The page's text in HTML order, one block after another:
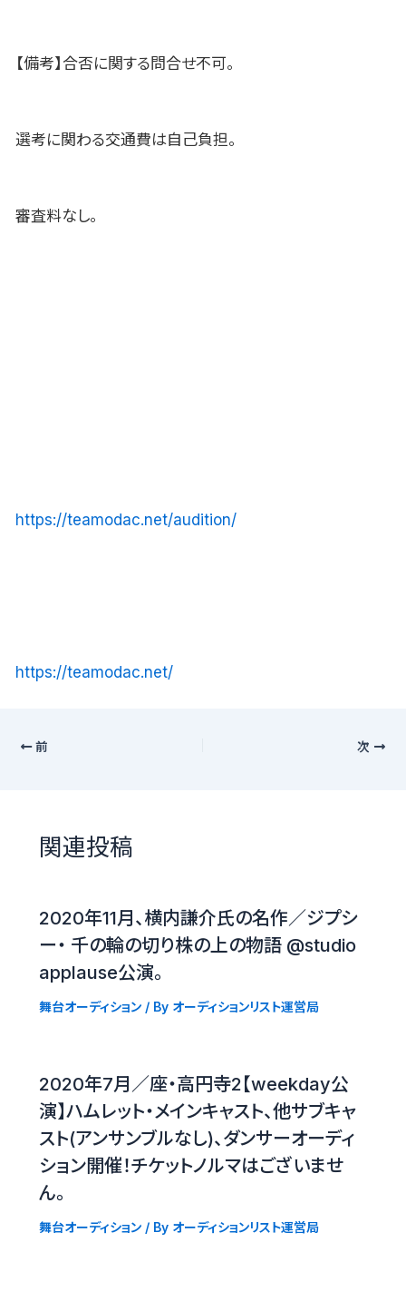
【備考】合否に関する問合せ不可。
選考に関わる交通費は自己負担。
審査料なし。
https://teamodac.net/audition/
https://teamodac.net/
前 次
関連投稿
2020年11月、横内謙介氏の名作／ジプシ
ー・ 千の輪の切り株の上の物語 @studio
applause公演。
舞台オーディション/ By オーディションリスト運営局
2020年7月／座・高円寺2【weekday公
演】ハムレット・メインキャスト、他サブキャ
スト(アンサンブルなし)、ダンサーオーディ
ション開催！チケットノルマはございませ
ん。
舞台オーディション/ By オーディションリスト運営局